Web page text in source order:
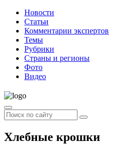
Новости
Статьи
Комментарии экспертов
Темы
Рубрики
Страны и регионы
Фото
Видео
Хлебные крошки